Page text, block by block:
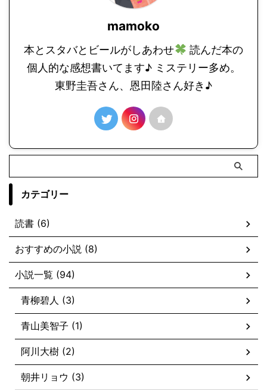
mamoko
本とスタバとビールがしあわせ
読んだ本の
個人的な感想書いてます♪ ミステリー多め。
東野圭吾さん、恩田陸さん好き♪
カテゴリー
読書 (6)
おすすめの小説 (8)
小説一覧 (94)
青柳碧人 (3)
青山美智子 (1)
阿川大樹 (2)
朝井リョウ (3)